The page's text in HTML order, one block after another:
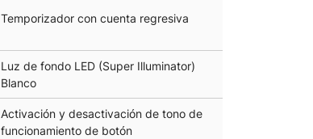
Temporizador con cuenta regresiva
Luz de fondo LED (Super Illuminator)
Blanco
Activación y desactivación de tono de
funcionamiento de botón